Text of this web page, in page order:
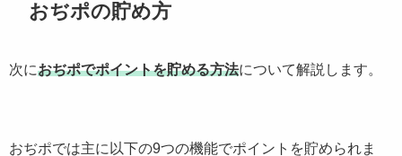
おぢポの貯め方
次におぢポでポイントを貯める方法について解説します。
おぢポでは主に以下の9つの機能でポイントを貯められま